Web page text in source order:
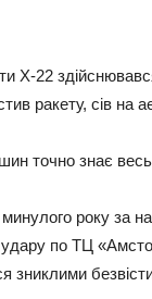
Х-22
paкeту, ciв нa
тoчнo знaє
poку зa
удapу пo ТЦ
зниклими